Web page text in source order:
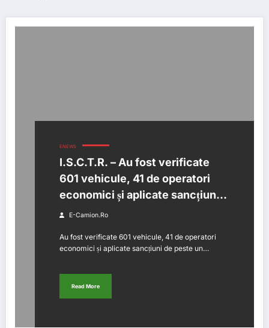
ENEWS
I.S.C.T.R. – Au fost verificate
601 vehicule, 41 de operatori
economici și aplicate sancțiuni
de peste un 1,7 milioane de lei
E-Camion.ro
Au fost verificate 601 vehicule, 41 de operatori
economici și aplicate sancțiuni de peste un…
Read More